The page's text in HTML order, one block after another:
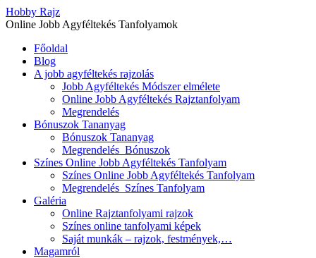
Hobby Rajz
Online Jobb Agyféltekés Tanfolyamok
Főoldal
Blog
A jobb agyféltekés rajzolás
Jobb Agyféltekés Módszer elmélete
Online Jobb Agyféltekés Rajztanfolyam
Megrendelés
Bónuszok Tananyag
Bónuszok Tananyag
Megrendelés_Bónuszok
Színes Online Jobb Agyféltekés Tanfolyam
Színes Online Jobb Agyféltekés Tanfolyam
Megrendelés_Színes Tanfolyam
Galéria
Online Rajztanfolyami rajzok
Színes online tanfolyami képek
Saját munkák – rajzok, festmények,…
Magamról